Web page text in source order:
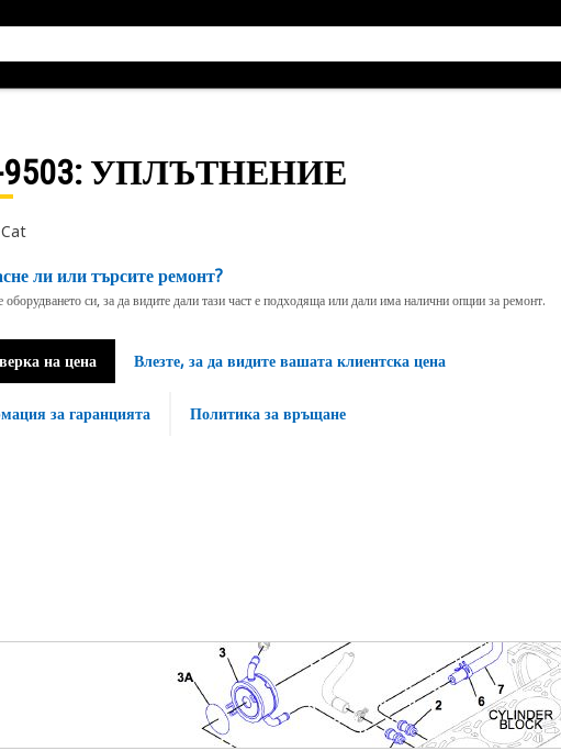
: УПЛЪТНЕНИЕ
ли или търсите ремонт?
оборудването си, за да видите дали тази част е подходяща или дали има налични опции за ремонт.
на цена Влезте, за да видите вашата клиентска цена
за гаранцията Политика за връщане